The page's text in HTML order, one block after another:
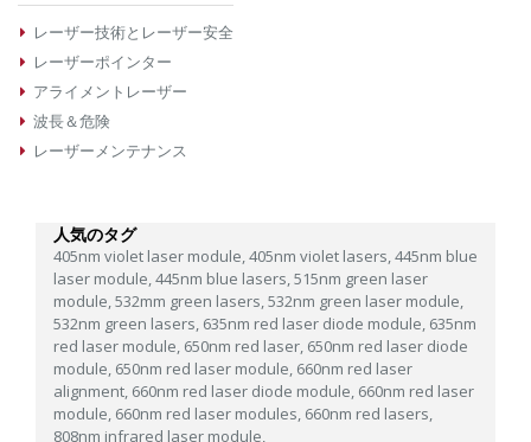
レーザー技術とレーザー安全
レーザーポインター
アライメントレーザー
波長＆危険
レーザーメンテナンス
人気のタグ
405nm violet laser module,405nm violet lasers,445nm blue
laser module,445nm blue lasers,515nm green laser
module,532mm green lasers,532nm green laser module,
532nm green lasers, 635nm red laser diode module, 635nm
red laser module, 650nm red laser, 650nm red laser diode
module, 650nm red laser module, 660nm red laser
alignment, 660nm red laser diode module, 660nm red laser
module, 660nm red laser modules, 660nm red lasers,
808nm infrared laser module,